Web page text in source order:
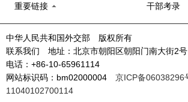
重要链接 干部考录
中华人民共和国外交部 版权所有
联系我们 地址：北京市朝阳区朝阳门南大街2
电话：+86-10-65961114
网站标识码：bm02000004 京ICP备06038296
11040102700114